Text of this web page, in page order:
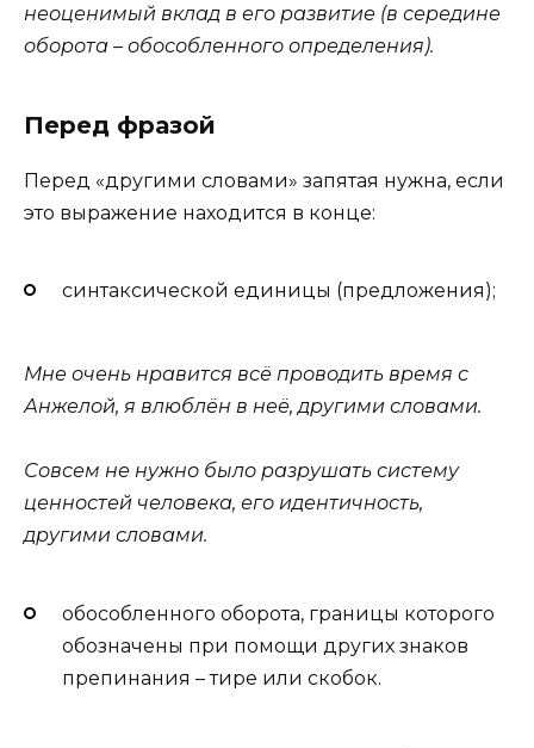
неоценимый вклад в его развитие (в середине
оборота – обособленного определения).
Перед фразой
Перед «другими словами» запятая нужна, если
это выражение находится в конце:
синтаксической единицы (предложения);
Мне очень нравится всё проводить время с
Анжелой, я влюблён в неё, другими словами.
Совсем не нужно было разрушать систему
ценностей человека, его идентичность,
другими словами.
обособленного оборота, границы которого
обозначены при помощи других знаков
препинания – тире или скобок.